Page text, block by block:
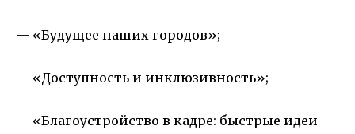
— «Будущее наших городов»;
— «Доступность и инклюзивность»;
— «Благоустройство в кадре: быстрые идеи